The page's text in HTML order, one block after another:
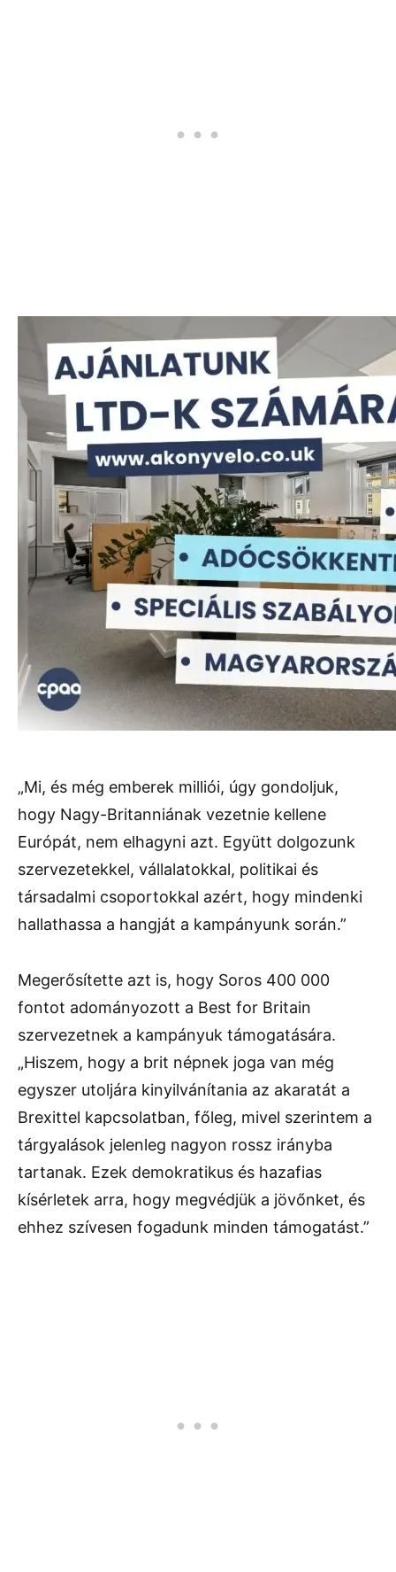
„Mi, és még emberek milliói, úgy gondoljuk,
hogy Nagy-Britanniának vezetnie kellene
Európát, nem elhagyni azt. Együtt dolgozunk
szervezetekkel, vállalatokkal, politikai és
társadalmi csoportokkal azért, hogy mindenki
hallathassa a hangját a kampányunk során.”
Megerősítette azt is, hogy Soros 400 000
fontot adományozott a Best for Britain
szervezetnek a kampányuk támogatására.
„Hiszem, hogy a brit népnek joga van még
egyszer utoljára kinyilvánítania az akaratát a
Brexittel kapcsolatban, főleg, mivel szerintem a
tárgyalások jelenleg nagyon rossz irányba
tartanak. Ezek demokratikus és hazafias
kísérletek arra, hogy megvédjük a jövőnket, és
ehhez szívesen fogadunk minden támogatást.”